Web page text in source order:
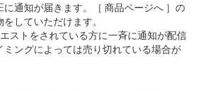
に通知が届きます。［ 商品ページへ ］の
していただけます。
ストをされている方に一斉に通知が配信
ミングによっては売り切れている場合が